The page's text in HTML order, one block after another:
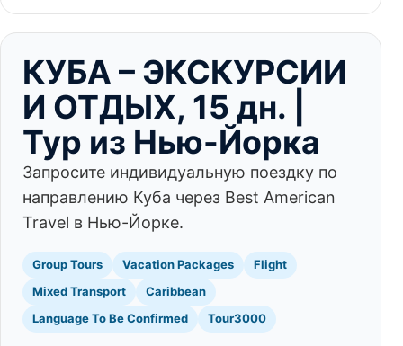
КУБА – ЭКСКУРСИИ
И ОТДЫХ, 15 дн. |
Тур из Нью-Йорка
Запросите индивидуальную поездку по
направлению Куба через Best American
Travel в Нью-Йорке.
Group Tours Vacation Packages
Flight
Mixed Transport
Caribbean
Language To Be Confirmed
Tour3000